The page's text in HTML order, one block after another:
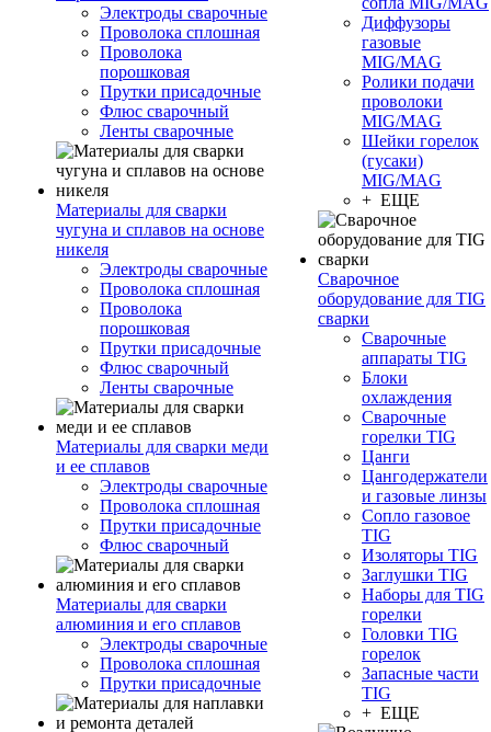
Электроды сварочные
Проволока сплошная
Проволока
порошковая
Прутки присадочные
Флюс сварочный
Ленты сварочные
Материалы для сварки
чугуна и сплавов на основе
никеля
Электроды сварочные
Проволока сплошная
Проволока
порошковая
Прутки присадочные
Флюс сварочный
Ленты сварочные
Материалы для сварки меди
и ее сплавов
Электроды сварочные
Проволока сплошная
Прутки присадочные
Флюс сварочный
Материалы для сварки
алюминия и его сплавов
Электроды сварочные
Проволока сплошная
Прутки присадочные
Диффузоры
газовые
MIG/MAG
Ролики подачи
проволоки
MIG/MAG
Шейки горелок
(гусаки)
MIG/MAG
+ ЕЩЕ
Сварочное
оборудование для TIG
сварки
Сварочные
аппараты TIG
Блоки
охлаждения
Сварочные
горелки TIG
Цанги
Цангодержатели
и газовые линзы
Сопло газовое
TIG
Изоляторы TIG
Заглушки TIG
Наборы для TIG
горелки
Головки TIG
горелок
Запасные части
TIG
+ ЕЩЕ